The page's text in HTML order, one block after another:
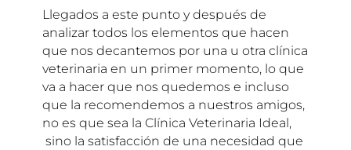
Llegados a este punto y después de
analizar todos los elementos que hacen
que nos decantemos por una u otra clínica
veterinaria en un primer momento, lo que
va a hacer que nos quedemos e incluso
que la recomendemos a nuestros amigos,
no es que sea la Clínica Veterinaria Ideal,
sino la satisfacción de una necesidad que